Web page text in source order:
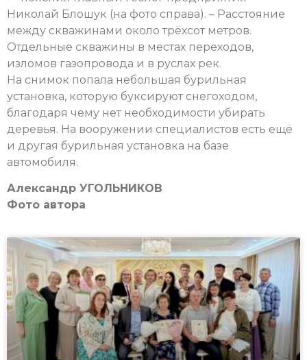
Николай Блошук (на фото справа). – Расстояние
между скважинами около трёхсот метров.
Отдельные скважины в местах переходов,
изломов газопровода и в руслах рек.
На снимок попала небольшая бурильная
установка, которую буксируют снегоходом,
благодаря чему нет необходимости убирать
деревья. На вооружении специалистов есть ещё
и другая бурильная установка на базе
автомобиля.
Александр УГОЛЬНИКОВ
Фото автора